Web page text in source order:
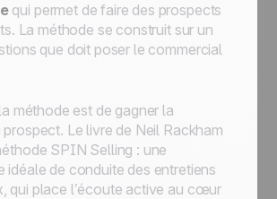
qui permet de faire des prospects
La méthode se construit sur un
que doit poser le commercial
méthode est de gagner la
Le livre de Neil Rackham
SPIN Selling : une
idéale de conduite des entretiens
qui place l’écoute active au cœur